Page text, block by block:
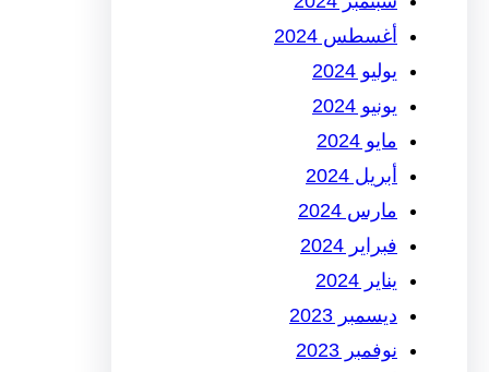
أغسطس 2024
يوليو 2024
يونيو 2024
مايو 2024
أبريل 2024
مارس 2024
فبراير 2024
يناير 2024
ديسمبر 2023
نوفمبر 2023